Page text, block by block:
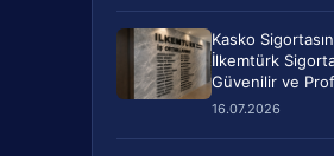
Kasko
İlkemtürk
Güvenilir ve
16.07.2026